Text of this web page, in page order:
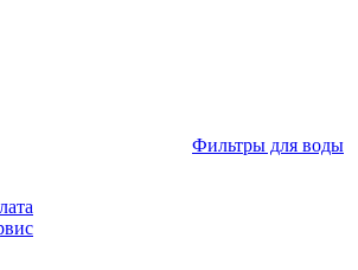
Фильтры для воды